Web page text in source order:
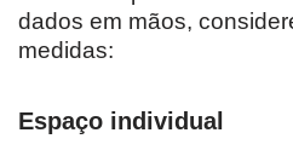
dados em mãos,
medidas:
Espaço individual